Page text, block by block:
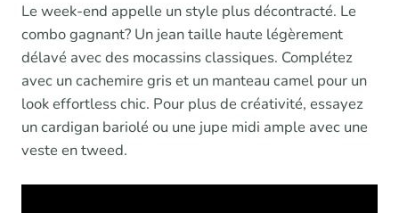
Le week-end appelle un style plus décontracté. Le
combo gagnant? Un jean taille haute légèrement
délavé avec des mocassins classiques. Complétez
avec un cachemire gris et un manteau camel pour un
look effortless chic. Pour plus de créativité, essayez
un cardigan bariolé ou une jupe midi ample avec une
veste en tweed.